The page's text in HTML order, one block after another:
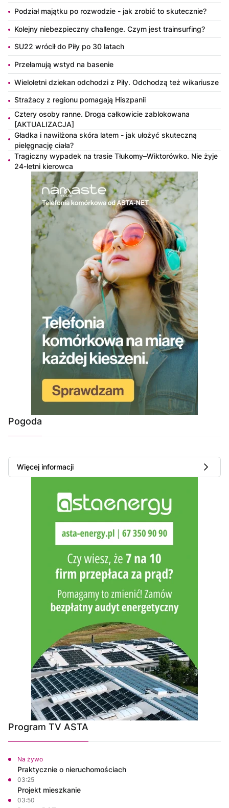
Podział majątku po rozwodzie - jak zrobić to skutecznie?
Kolejny niebezpieczny challenge. Czym jest trainsurfing?
SU22 wrócił do Piły po 30 latach
Przełamują wstyd na basenie
Wieloletni dziekan odchodzi z Piły. Odchodzą też wikariusze
Strażacy z regionu pomagają Hiszpanii
Cztery osoby ranne. Droga całkowicie zablokowana
[AKTUALIZACJA]
Gładka i nawilżona skóra latem - jak ułożyć skuteczną
pielęgnację ciała?
Tragiczny wypadek na trasie Tłukomy–Wiktorówko. Nie żyje
24-letni kierowca
Pogoda
Więcej informacji
Program TV ASTA
Na żywo
Praktycznie o nieruchomościach
03:25
Projekt mieszkanie
03:50